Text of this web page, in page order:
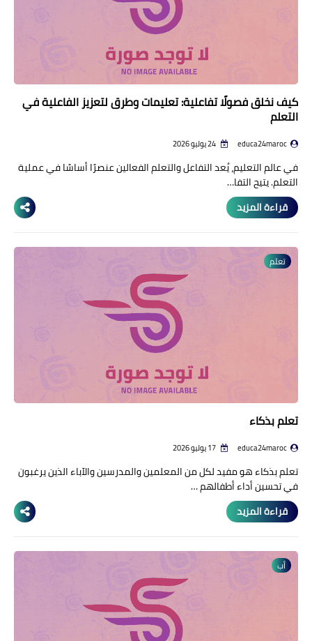
كيف نخلق فصولًا تفاعلية: تعليمات وطرق لتعزيز الفاعلية في
التعلم
educa24maroc
في عالم التعليم، يُعد التفاعل والتعلم الفعالين عنصرًا أساسًا في عملية
التعلم. يتيح التفا…
قراءة المزيد
تعلم
تعلم بذكاء
educa24maroc
تعلم بذكاء هو مفيد لكل من المعلمين والمدرسين والآباء الذين يرغبون
في تحسين أداء أطفالهم …
قراءة المزيد
أب